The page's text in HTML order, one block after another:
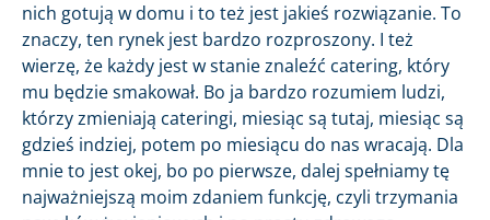
nich gotują w domu i to też jest jakieś rozwiązanie. To
znaczy, ten rynek jest bardzo rozproszony. I też
wierzę, że każdy jest w stanie znaleźć catering, który
mu będzie smakował. Bo ja bardzo rozumiem ludzi,
którzy zmieniają cateringi, miesiąc są tutaj, miesiąc są
gdzieś indziej, potem po miesiącu do nas wracają. Dla
mnie to jest okej, bo po pierwsze, dalej spełniamy tę
najważniejszą moim zdaniem funkcję, czyli trzymania